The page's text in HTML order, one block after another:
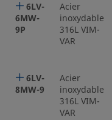
6LV-
6MW-
9P
Acier
inoxydable
316L VIM-
VAR
6LV-
8MW-9
Acier
inoxydable
316L VIM-
VAR